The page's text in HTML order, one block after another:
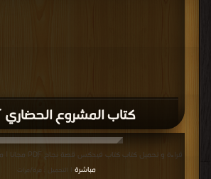
كتاب المشروع الحضاري PDF
قراءة و تحميل كتاب كتاب فيدكس قصة نجاح PDF مجانا | مكتبة >
مباشرة
| التحميل : مرة/مرات